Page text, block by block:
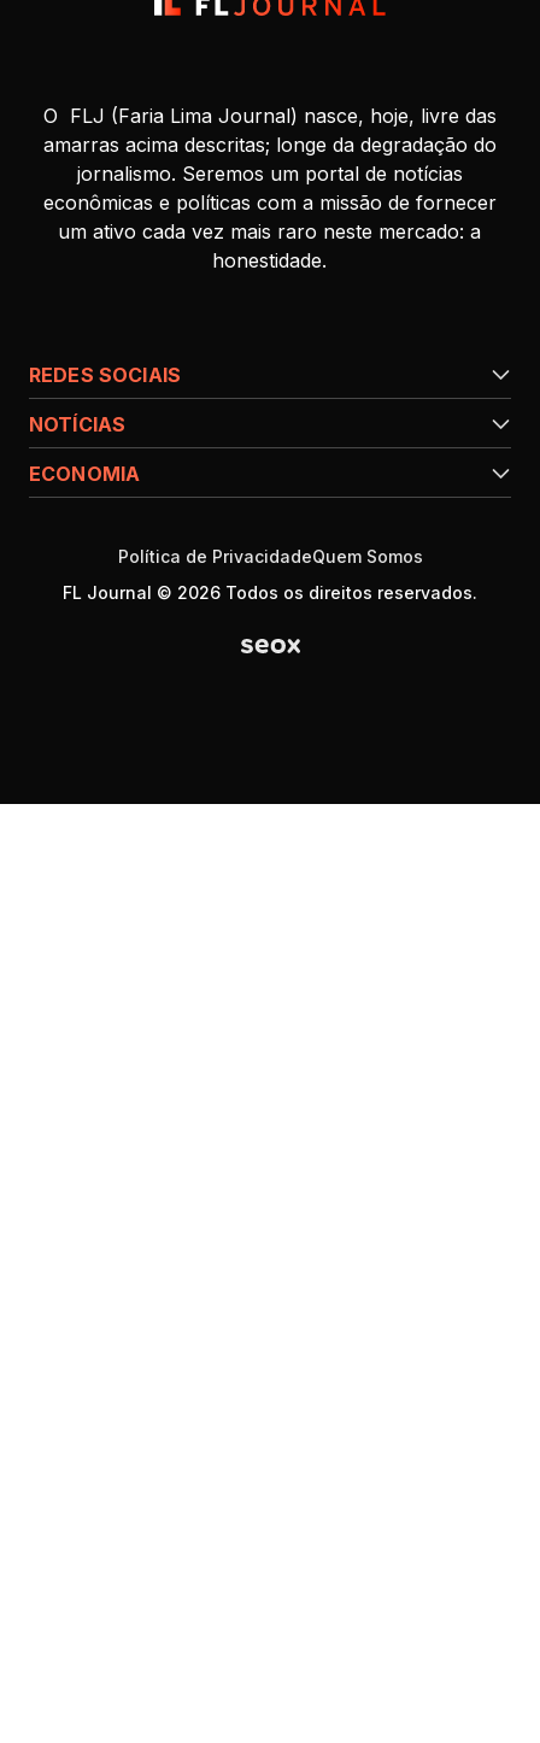
O FLJ (Faria Lima Journal) nasce, hoje, livre das
amarras acima descritas; longe da degradação do
jornalismo. Seremos um portal de notícias
econômicas e políticas com a missão de fornecer
um ativo cada vez mais raro neste mercado: a
honestidade.
REDES SOCIAIS
NOTÍCIAS
ECONOMIA
FL Journal © 2026 Todos os direitos reservados.
Política de PrivacidadeQuem Somos